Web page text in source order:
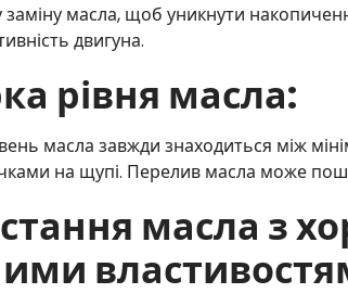
масла, щоб уникнути
двигуна.
рівня масла:
масла завжди знаходиться між
на щупі. Перелив масла може
масла з